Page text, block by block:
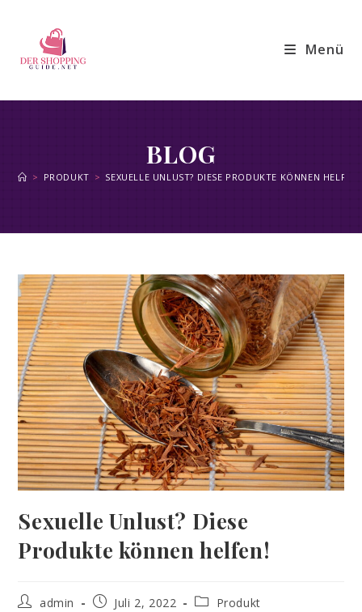
springen
Menü
BLOG
> PRODUKT > SEXUELLE UNLUST? DIESE PRODUKTE KÖNNEN HELFEN!
Sexuelle Unlust? Diese
Produkte können helfen!
Beitrags-
admin
BeitragJuli 2, 2022
Beitrags-
Produkt